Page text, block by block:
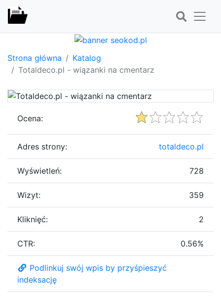
Strona główna
Katalog
Totaldeco.pl - wiązanki na cmentarz
Ocena:
Adres strony: totaldeco.pl
Wyświetleń: 728
Wizyt: 359
Kliknięć: 2
CTR: 0.56%
Podlinkuj swój wpis by przyśpieszyć
indeksację